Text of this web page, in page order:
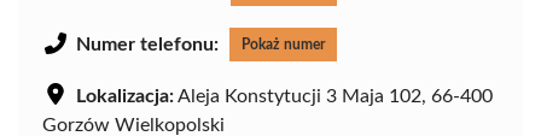
Numer telefonu: Pokaż numer
Lokalizacja:Aleja Konstytucji 3 Maja 102, 66-400
Gorzów Wielkopolski